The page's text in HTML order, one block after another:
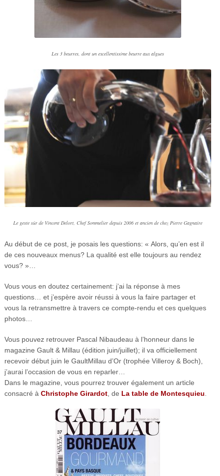
Les 3 beurres, dont un excellentissime beurre aux algues
Le geste sûr de Vincent Delort, Chef Sommelier depuis 2006 et ancien de chez Pierre Gagnaire
Au début de ce post, je posais les questions: « Alors, qu’en est il
de ces nouveaux menus? La qualité est elle toujours au rendez
vous? »…
Vous vous en doutez certainement: j’ai la réponse à mes
questions… et j’espère avoir réussi à vous la faire partager et
vous la retransmettre à travers ce compte-rendu et ces quelques
photos…
Vous pouvez retrouver Pascal Nibaudeau à l’honneur dans le
magazine Gault & Millau (édition juin/juillet); il va officiellement
recevoir début juin le GaultMillau d’Or (trophée Villeroy & Boch),
j’aurai l’occasion de vous en reparler…
Dans le magazine, vous pourrez trouver également un article
consacré à Christophe Girardot, de La table de Montesquieu